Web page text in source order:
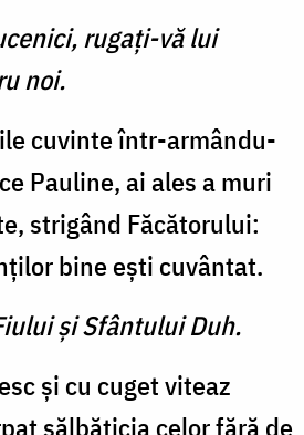
rugaţi-vă lui
noi.
cuvinte într-armându-
Pauline, ai ales a muri
strigând Făcătorului:
bine eşti cuvântat.
şi Sfântului Duh.
şi cu cuget viteaz
sălbăticia celor fără de